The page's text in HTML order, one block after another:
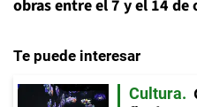
obras entre el 7 y el 14 de
Te puede interesar
Cultura